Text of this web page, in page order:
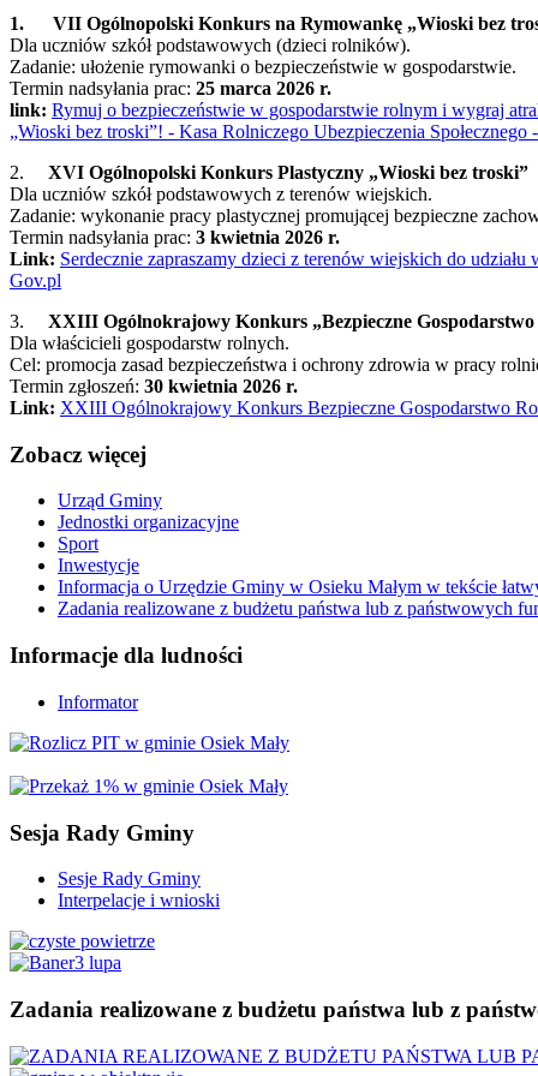
1. VII Ogólnopolski Konkurs na Rymowankę „Wioski bez
Dla uczniów szkół podstawowych (dzieci rolników).
Zadanie: ułożenie rymowanki o bezpieczeństwie w gospodarstwie.
Termin nadsyłania prac: 25 marca 2026 r.
link: Rymuj o bezpieczeństwie w gospodarstwie rolnym i wygraj
„Wioski bez troski”! - Kasa Rolniczego Ubezpieczenia Społecznego
2. XVI Ogólnopolski Konkurs Plastyczny „Wioski bez troski”
Dla uczniów szkół podstawowych z terenów wiejskich.
Zadanie: wykonanie pracy plastycznej promującej bezpieczne
Termin nadsyłania prac: 3 kwietnia 2026 r.
Link: Serdecznie zapraszamy dzieci z terenów wiejskich do
Gov.pl
3. XXIII Ogólnokrajowy Konkurs „Bezpieczne Gospodarstwo
Dla właścicieli gospodarstw rolnych.
Cel: promocja zasad bezpieczeństwa i ochrony zdrowia w pracy
Termin zgłoszeń: 30 kwietnia 2026 r.
Link: XXIII Ogólnokrajowy Konkurs Bezpieczne Gospodarstwo
Zobacz więcej
Urząd Gminy
Jednostki organizacyjne
Sport
Inwestycje
Informacja o Urzędzie Gminy w Osieku Małym w tekście
Zadania realizowane z budżetu państwa lub z państwowych
Informacje dla ludności
Informator
Sesja Rady Gminy
Sesje Rady Gminy
Interpelacje i wnioski
Zadania realizowane z budżetu państwa lub z